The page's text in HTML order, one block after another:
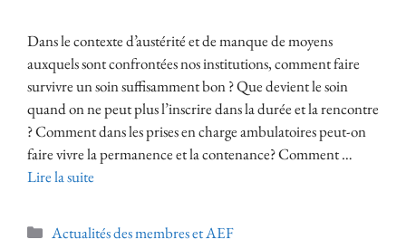
Dans le contexte d’austérité et de manque de moyens
auxquels sont confrontées nos institutions, comment faire
survivre un soin suffisamment bon ? Que devient le soin
quand on ne peut plus l’inscrire dans la durée et la rencontre
? Comment dans les prises en charge ambulatoires peut-on
faire vivre la permanence et la contenance? Comment …
Lire la suite
Actualités des membres et AEF